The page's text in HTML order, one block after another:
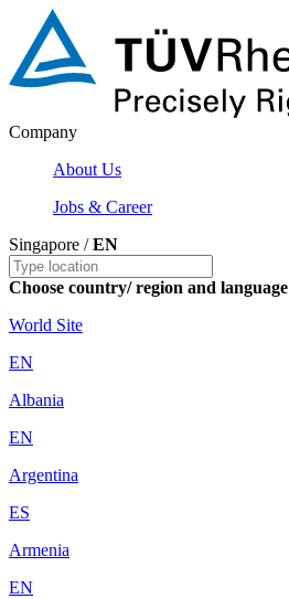
Company
About Us
Jobs & Career
Singapore /EN
Choose country/ region and language
World Site
EN
Albania
EN
Argentina
ES
Armenia
EN